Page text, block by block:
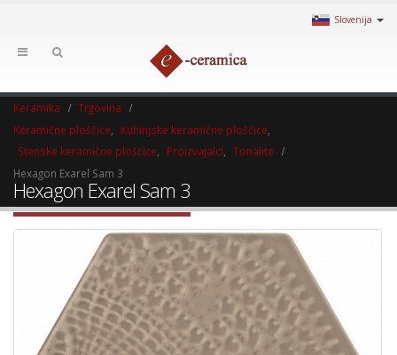
Slovenija
Keramika
Trgovina
Keramične ploščice
Kuhinjske keramične ploščice
Stenske keramične ploščice
Proizvajalci
Tonalite
Hexagon Exarel Sam 3
Hexagon Exarel Sam 3